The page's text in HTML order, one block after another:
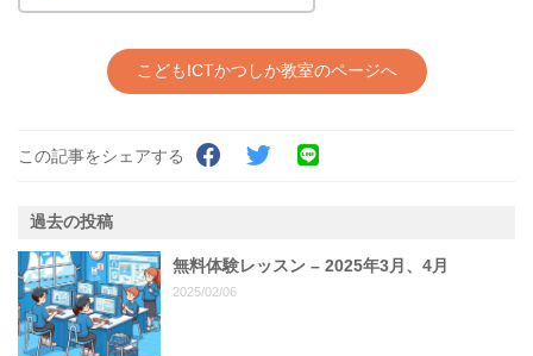
こどもICTかつしか教室のページへ
この記事をシェアする
過去の投稿
無料体験レッスン – 2025年3月、4月
2025/02/06